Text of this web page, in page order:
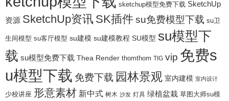
sketchup模型免费下载 SketchUp
资源 SketchUp资讯 SK插件su免费模型下载 su卫
生间模型 su客厅模型 su建模 su建模教程 SU模型 su模型下
载 su模型免费下载 Thea Render thomthom TIG vip 免费s
u模型下载 免费下载 园林景观 室内建模 室内设计
少校讲座 形意素材 新中式 树木 沙发 灯具 绿植盆栽 草图大师su模